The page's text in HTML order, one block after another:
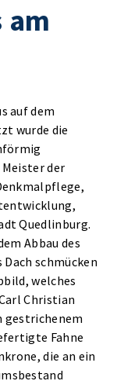
am
auf dem
wurde die
der
Quedlinburg.
Abbau des
schmücken
welches
Christian
Fahne
die an ein